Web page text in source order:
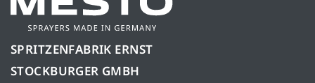
SPRITZENFABRIK ERNST
STOCKBURGER GMBH